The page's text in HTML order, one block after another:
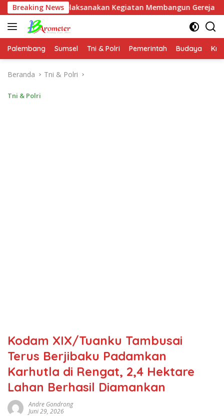
Langsung
ke
konten
Breaking News
Melaksanakan Kegiatan Membangun Gereja Di Distrik Airu
Palembang Sumsel Tni & Polri Pemerintah Budaya
Beranda Tni & Polri
Tni & Polri
Kodam XIX/Tuanku Tambusai
Terus Berjibaku Padamkan
Karhutla di Rengat, 2,4 Hektare
Lahan Berhasil Diamankan
Andre Gondrong
Juni 29, 2026